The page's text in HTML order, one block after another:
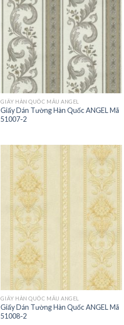
GIẤY HÀN QUỐC MẪU ANGEL
Giấy Dán Tường Hàn Quốc ANGEL Mã
51007-2
GIẤY HÀN QUỐC MẪU ANGEL
Giấy Dán Tường Hàn Quốc ANGEL Mã
51008-2